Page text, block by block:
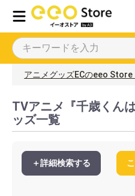
アニメグッズECのeeo Store
TVアニメ『千歳くん
ッズ一覧
＋詳細検索する